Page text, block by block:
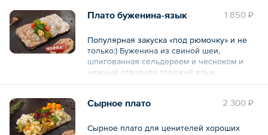
Общий вес – 300 г 1 850 ₽
Плато буженина-язык
Популярная закуска «под рюмочку» и не
только:) Буженина из свиной шеи,
шпигованная сельдереем и чесноком и
нежный отварной говяжий язык,
украшенные маринованными грибами и
сливочный хрен.
— Мясо — 350 г,
2 300 ₽
Сырное плато
Сырное плато для ценителей хороших